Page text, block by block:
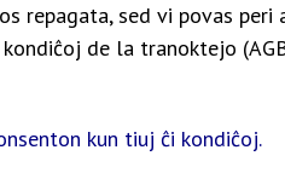
repagata, sed vi povas
de la tranoktejo
kun tiuj ĉi kondiĉoj.